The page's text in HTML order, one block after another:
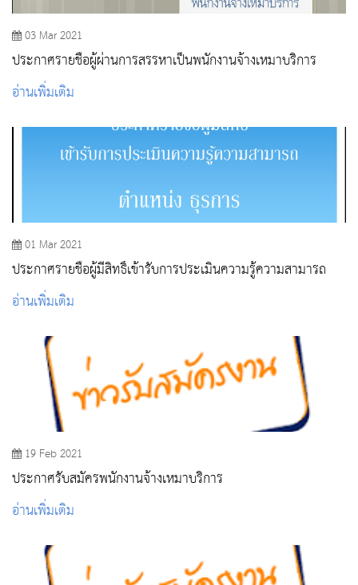
03 Mar 2021
ประกาศรายชื่อผู้ผ่านการสรรหาเป็นพนักงานจ้างเหมาบริการ
อ่านเพิ่มเติม
01 Mar 2021
ประกาศรายชื่อผู้มีสิทธิ์เข้ารับการประเมินความรู้ความสามารถ
อ่านเพิ่มเติม
19 Feb 2021
ประกาศรับสมัครพนักงานจ้างเหมาบริการ
อ่านเพิ่มเติม